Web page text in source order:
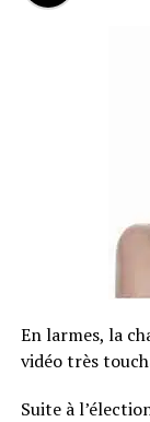
En larmes, la
vidéo très
Suite à